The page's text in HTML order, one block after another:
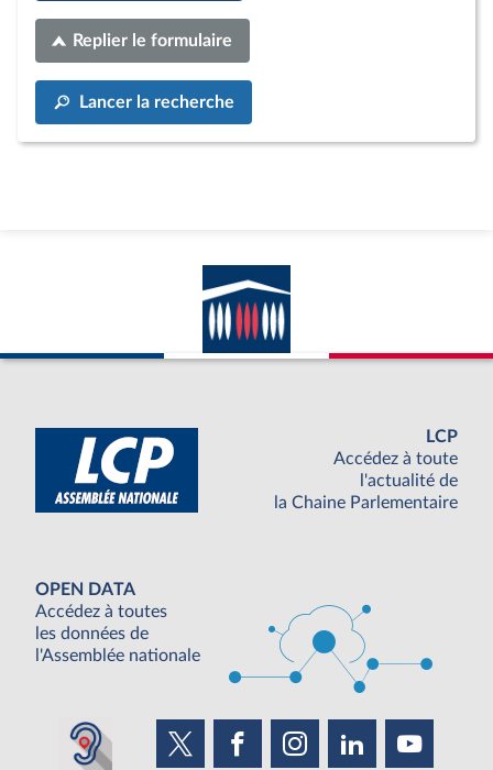
Replier le formulaire
Lancer la recherche
LCP
Accédez à toute
l'actualité de
la Chaine Parlementaire
OPEN DATA
Accédez à toutes
les données de
l'Assemblée nationale